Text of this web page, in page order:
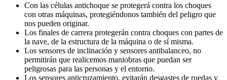
Con las células antichoque se protegerá contra los choques
con otras máquinas, protegiéndonos también del peligro que
nos pueden originar.
Los finales de carrera protegerán contra choques con partes de
la nave, de la estructura de la máquina o de sí misma.
Los sensores de inclinación y sensores antibalanceo, no
permitirán que realicemos maniobras que puedan ser
peligrosas para las personas y el entorno.
Los sensores anticruzamiento, evitarán desgastes de ruedas y